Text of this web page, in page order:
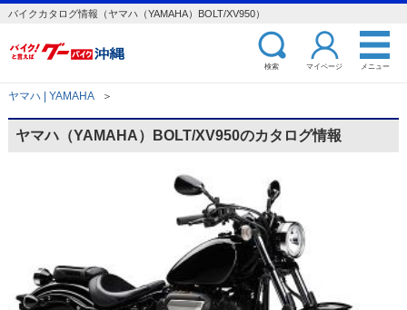
バイクカタログ情報（ヤマハ（YAMAHA）BOLT/XV950）
検索 マイページ メニュー
ヤマハ | YAMAHA ＞
ヤマハ（YAMAHA）BOLT/XV950のカタログ情報